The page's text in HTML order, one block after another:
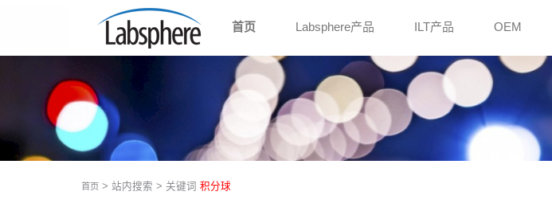
首页 Labsphere产品 ILT产品 OEM
首页 > 站内搜索 > 关键词 积分球